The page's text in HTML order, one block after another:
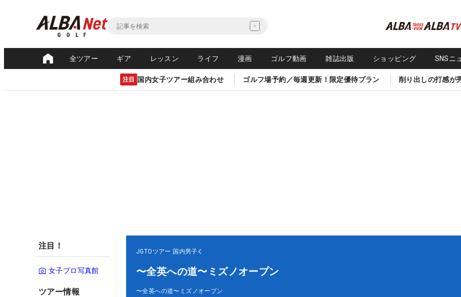
全ツアー ギア レッスン ライフ 漫画 ゴルフ動画 雑誌出版 ショッピング SNSニ
注目 国内女子ツアー組み合わせ ゴルフ場予約／毎週更新！限定優待プラン 削り出しの打感が
注目！
女子プロ写真館
ツアー情報
JGTOツアー 国内男子
〜全英への道〜ミズノオープン
〜全英への道〜ミズノオープン